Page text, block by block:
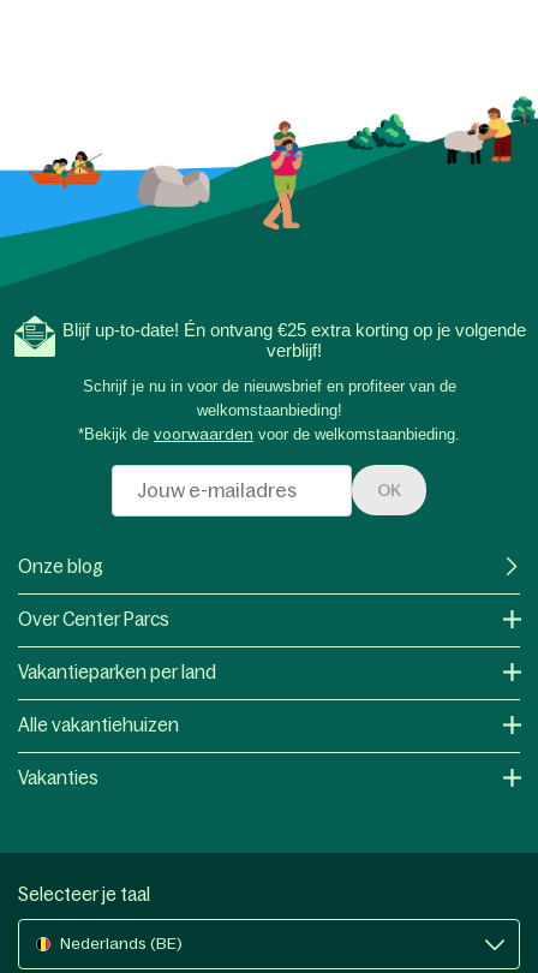
Blijf up-to-date! Én ontvang €25 extra korting op je volgende
verblijf!
Schrijf je nu in voor de nieuwsbrief en profiteer van de
welkomstaanbieding!
*Bekijk de voorwaarden voor de welkomstaanbieding.
OK
Onze blog
Over Center Parcs
Vakantieparken per land
Alle vakantiehuizen
Vakanties
Selecteer je taal
Nederlands (BE)